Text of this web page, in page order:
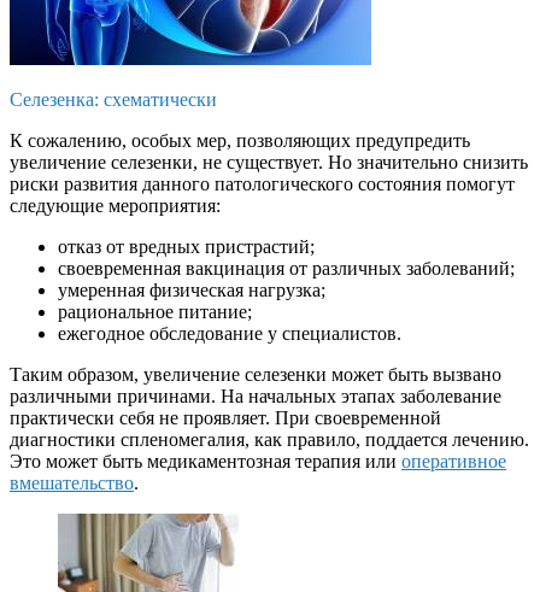
Селезенка: схематически
К сожалению, особых мер, позволяющих предупредить
увеличение селезенки, не существует. Но значительно снизить
риски развития данного патологического состояния помогут
следующие мероприятия:
отказ от вредных пристрастий;
своевременная вакцинация от различных заболеваний;
умеренная физическая нагрузка;
рациональное питание;
ежегодное обследование у специалистов.
Таким образом, увеличение селезенки может быть вызвано
различными причинами. На начальных этапах заболевание
практически себя не проявляет. При своевременной
диагностики спленомегалия, как правило, поддается лечению.
Это может быть медикаментозная терапия или оперативное
вмешательство.